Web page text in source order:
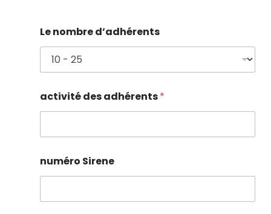
Le nombre d’adhérents
activité des adhérents*
numéro Sirene